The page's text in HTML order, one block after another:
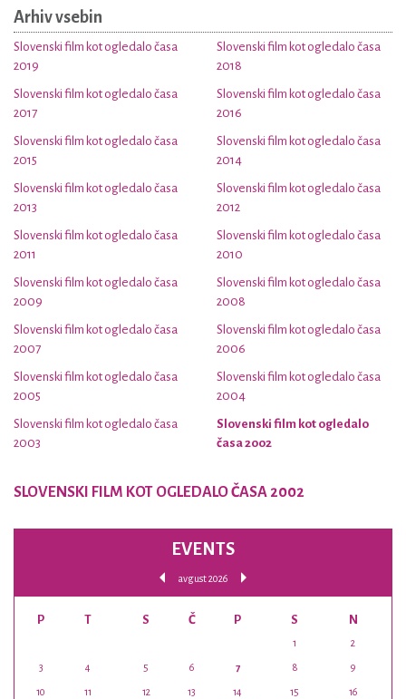
Arhiv vsebin
Slovenski film kot ogledalo časa
2019
Slovenski film kot ogledalo časa
2018
Slovenski film kot ogledalo časa
2017
Slovenski film kot ogledalo časa
2016
Slovenski film kot ogledalo časa
2015
Slovenski film kot ogledalo časa
2014
Slovenski film kot ogledalo časa
2013
Slovenski film kot ogledalo časa
2012
Slovenski film kot ogledalo časa
2011
Slovenski film kot ogledalo časa
2010
Slovenski film kot ogledalo časa
2009
Slovenski film kot ogledalo časa
2008
Slovenski film kot ogledalo časa
2007
Slovenski film kot ogledalo časa
2006
Slovenski film kot ogledalo časa
2005
Slovenski film kot ogledalo časa
2004
Slovenski film kot ogledalo časa
2003
Slovenski film kot ogledalo
časa 2002
SLOVENSKI FILM KOT OGLEDALO ČASA 2002
EVENTS
avgust 2026
P T S Č P S N
1 2
3 4 5 6 7 8 9
10 11 12 13 14 15 16